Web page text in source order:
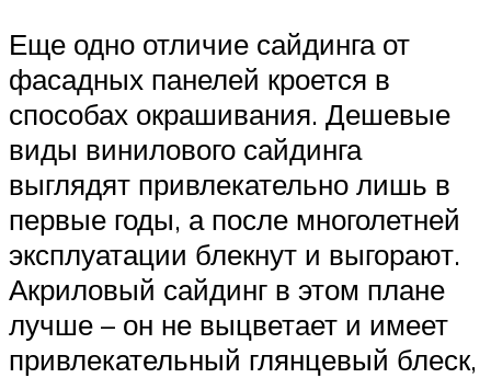
Еще одно отличие сайдинга от
фасадных панелей кроется в
способах окрашивания. Дешевые
виды винилового сайдинга
выглядят привлекательно лишь в
первые годы, а после многолетней
эксплуатации блекнут и выгорают.
Акриловый сайдинг в этом плане
лучше – он не выцветает и имеет
привлекательный глянцевый блеск,